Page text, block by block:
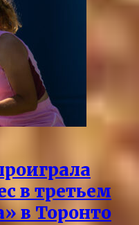
в третьем
в Торонто